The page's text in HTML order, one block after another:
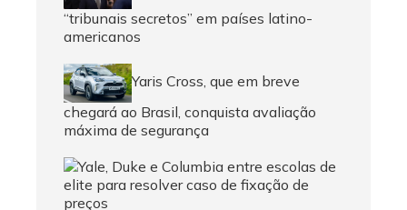
“tribunais secretos” em países latino-
americanos
Yaris Cross, que em breve
chegará ao Brasil, conquista avaliação
máxima de segurança